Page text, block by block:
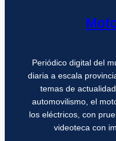
Periódico digital del
diaria a escala
temas de
automovilismo, el
los eléctricos, con
videoteca con